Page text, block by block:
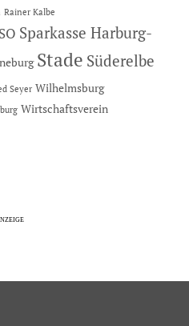
Rainer Kalbe
Sparkasse Harburg-
Stade Süderelbe
Seyer Wilhelmsburg
Wirtschaftsverein